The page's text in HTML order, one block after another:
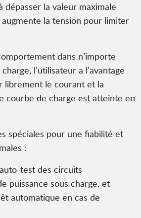
dépasser la valeur maximale
augmente la tension pour limiter
dans n’importe
l’utilisateur a l’avantage
librement le courant et la
courbe de charge est atteinte en
spéciales pour une fiabilité et
:
test des circuits
puissance sous charge, et
automatique en cas de